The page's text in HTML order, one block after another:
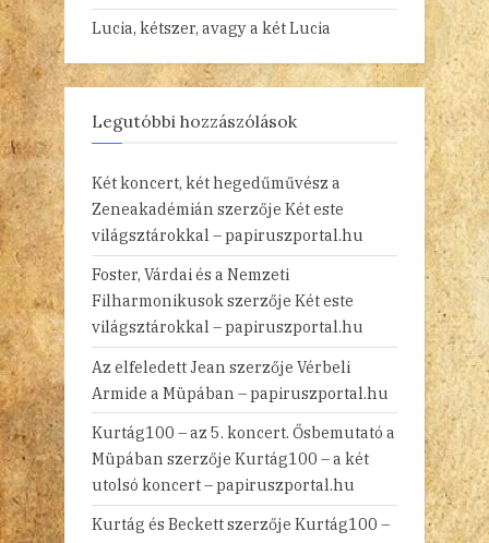
Lucia, kétszer, avagy a két Lucia
Legutóbbi hozzászólások
Két koncert, két hegedűművész a
Zeneakadémián szerzője Két este
világsztárokkal – papiruszportal.hu
Foster, Várdai és a Nemzeti
Filharmonikusokszerzője Két este
világsztárokkal – papiruszportal.hu
Az elfeledett Jean szerzője Vérbeli
Armide a Müpában – papiruszportal.hu
Kurtág100 – az 5. koncert. Ősbemutató a
Müpában szerzője Kurtág100 – a két
utolsó koncert – papiruszportal.hu
Kurtág és Beckettszerzője Kurtág100 –